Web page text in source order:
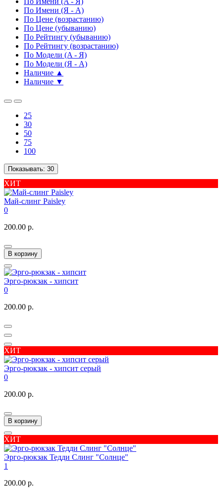
По Имени (Я - A)
По Цене (возрастанию)
По Цене (убыванию)
По Рейтингу (убыванию)
По Рейтингу (возрастанию)
По Модели (A - Я)
По Модели (Я - A)
Наличие ▲
Наличие ▼
25
30
50
75
100
Показывать: 30
ХИТ
Май-слинг Paisley
0
200.00 р.
В корзину
Эрго-рюкзак - хипсит
0
200.00 р.
ХИТ
Эрго-рюкзак - хипсит серый
0
200.00 р.
В корзину
ХИТ
Эрго-рюкзак Тедди Слинг "Солнце"
1
200.00 р.